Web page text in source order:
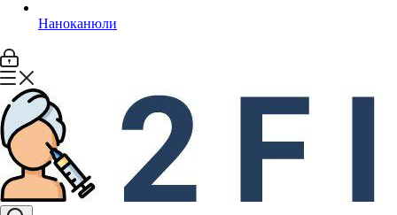
Наноканюли